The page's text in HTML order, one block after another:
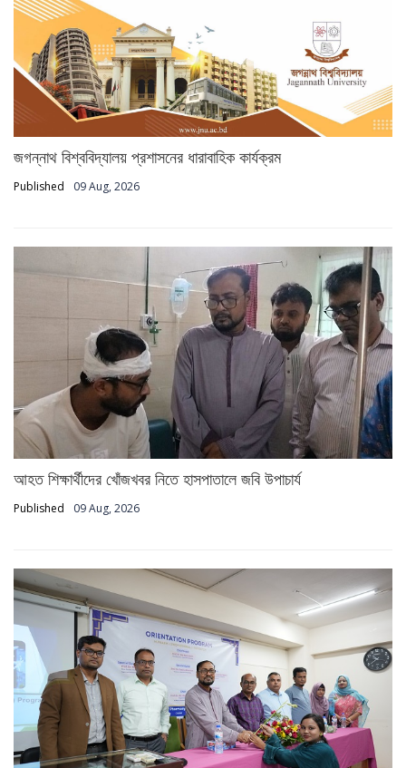
জগন্নাথ বিশ্ববিদ্যালয় প্রশাসনের ধারাবাহিক কার্যক্রম
Published 09 Aug, 2026
আহত শিক্ষার্থীদের খোঁজখবর নিতে হাসপাতালে জবি উপাচার্য
Published 09 Aug, 2026